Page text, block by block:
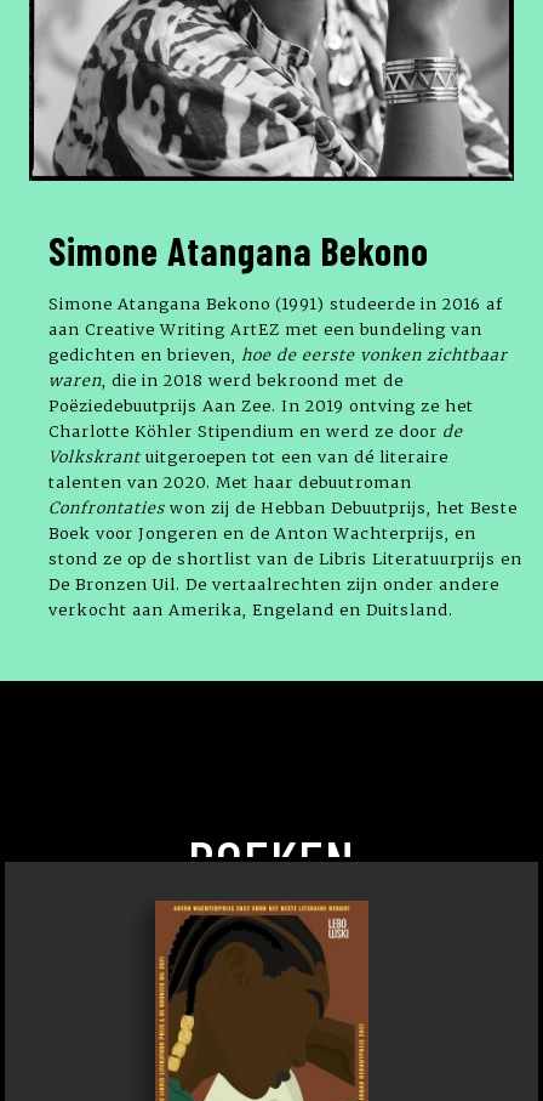
Simone Atangana Bekono
Simone Atangana Bekono (1991) studeerde in 2016 af
aan Creative Writing ArtEZ met een bundeling van
gedichten en brieven, hoe de eerste vonken zichtbaar
waren , die in 2018 werd bekroond met de
Poëziedebuutprijs Aan Zee. In 2019 ontving ze het
Charlotte Köhler Stipendium en werd ze door de
Volkskrantuitgeroepen tot een van dé literaire
talenten van 2020. Met haar debuutroman
Confrontaties won zij de Hebban Debuutprijs, het Beste
Boek voor Jongeren en de Anton Wachterprijs, en
stond ze op de shortlist van de Libris Literatuurprijs en
De Bronzen Uil. De vertaalrechten zijn onder andere
verkocht aan Amerika, Engeland en Duitsland.
BOEKEN